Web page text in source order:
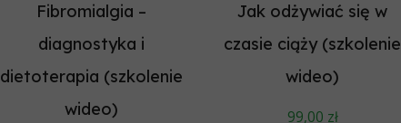
Fibromialgia –
diagnostyka i
dietoterapia (szkolenie
wideo)
Jak odżywiać się w
czasie ciąży (szkolenie
wideo)
99,00 zł